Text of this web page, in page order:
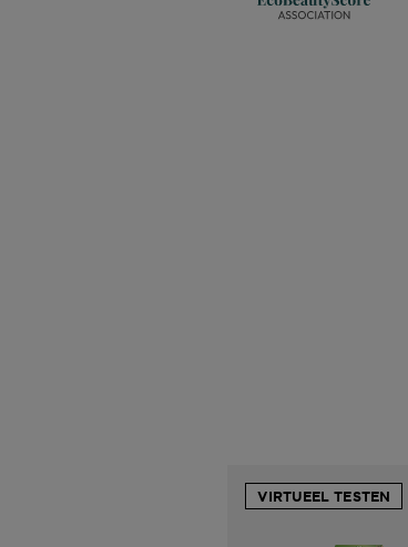
VIRTUEEL TESTEN